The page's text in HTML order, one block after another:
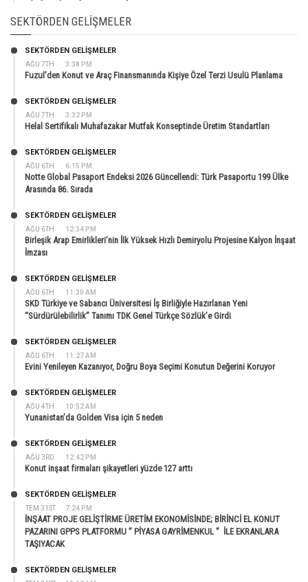
SEKTÖRDEN GELIŞMELER
AĞU 7TH 3:38 PM
SEKTÖRDEN GELIŞMELER
Fuzul’den Konut ve Araç Finansmanında Kişiye Özel Terzi Usulü Planlama
AĞU 7TH 3:32 PM
SEKTÖRDEN GELIŞMELER
Helal Sertifikalı Muhafazakar Mutfak Konseptinde Üretim Standartları
AĞU 6TH 6:15 PM
SEKTÖRDEN GELIŞMELER
Notte Global Pasaport Endeksi 2026 Güncellendi: Türk Pasaportu 199 Ülke
Arasında 86. Sırada
AĞU 6TH 12:34 PM
SEKTÖRDEN GELIŞMELER
Birleşik Arap Emirlikleri’nin İlk Yüksek Hızlı Demiryolu Projesine Kalyon İnşaat
İmzası
AĞU 6TH 11:30 AM
SEKTÖRDEN GELIŞMELER
SKD Türkiye ve Sabancı Üniversitesi İş Birliğiyle Hazırlanan Yeni
“Sürdürülebilirlik” Tanımı TDK Genel Türkçe Sözlük’e Girdi
AĞU 6TH 11:27 AM
SEKTÖRDEN GELIŞMELER
Evini Yenileyen Kazanıyor, Doğru Boya Seçimi Konutun Değerini Koruyor
AĞU 4TH 10:52 AM
SEKTÖRDEN GELIŞMELER
Yunanistan’da Golden Visa için 5 neden
AĞU 3RD 12:42 PM
SEKTÖRDEN GELIŞMELER
Konut inşaat firmaları şikayetleri yüzde 127 arttı
TEM 31ST 7:24 PM
SEKTÖRDEN GELIŞMELER
İNŞAAT PROJE GELİŞTİRME ÜRETİM EKONOMİSİNDE; BİRİNCİ EL KONUT
PAZARINI GPPS PLATFORMU ” PİYASA GAYRİMENKUL ” İLE EKRANLARA
TAŞIYACAK
SEKTÖRDEN GELIŞMELER